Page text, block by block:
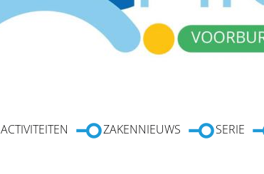
ACTIVITEITEN ZAKENNIEUWS SERIE